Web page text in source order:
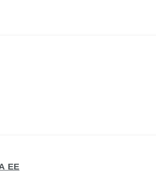
ΕΕ